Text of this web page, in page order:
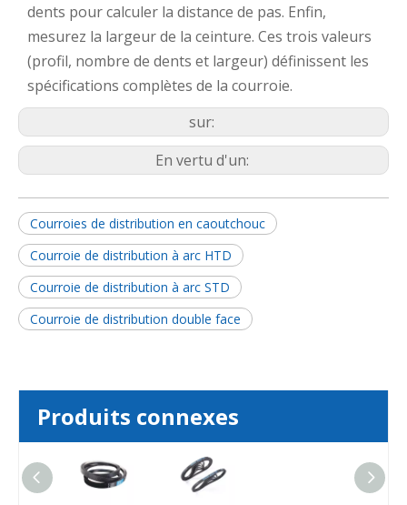
dents pour calculer la distance de pas. Enfin,
mesurez la largeur de la ceinture. Ces trois valeurs
(profil, nombre de dents et largeur) définissent les
spécifications complètes de la courroie.
sur:
En vertu d'un:
Courroies de distribution en caoutchouc
Courroie de distribution à arc HTD
Courroie de distribution à arc STD
Courroie de distribution double face
Produits connexes